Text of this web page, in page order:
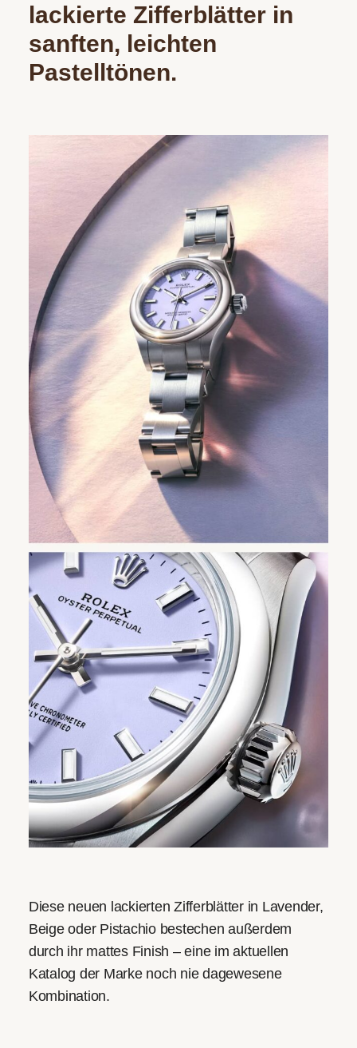
lackierte Zifferblätter in
sanften, leichten
Pastelltönen.
Diese neuen lackierten Zifferblätter in Lavender,
Beige oder Pistachio bestechen außerdem
durch ihr mattes Finish – eine im aktuellen
Katalog der Marke noch nie dagewesene
Kombination.